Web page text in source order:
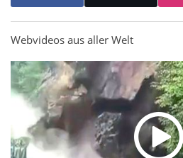
Webvideos aus aller Welt